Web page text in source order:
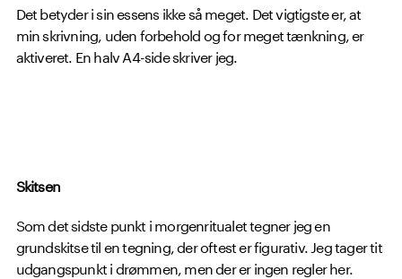
Det betyder i sin essens ikke så meget. Det vigtigste er, at
min skrivning, uden forbehold og for meget tænkning, er
aktiveret. En halv A4-side skriver jeg.
Skitsen
Som det sidste punkt i morgenritualet tegner jeg en
grundskitse til en tegning, der oftest er figurativ. Jeg tager tit
udgangspunkt i drømmen, men der er ingen regler her.